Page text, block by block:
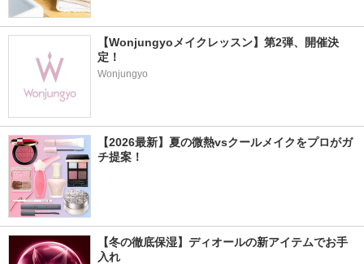
【Wonjungyoメイクレッスン】第2弾、開催決
定！
Wonjungyo
【2026最新】夏の微熱vsクールメイクをプロがガ
チ提案！
【冬の徹底保湿】ディオールの新アイテムでお手
入れ